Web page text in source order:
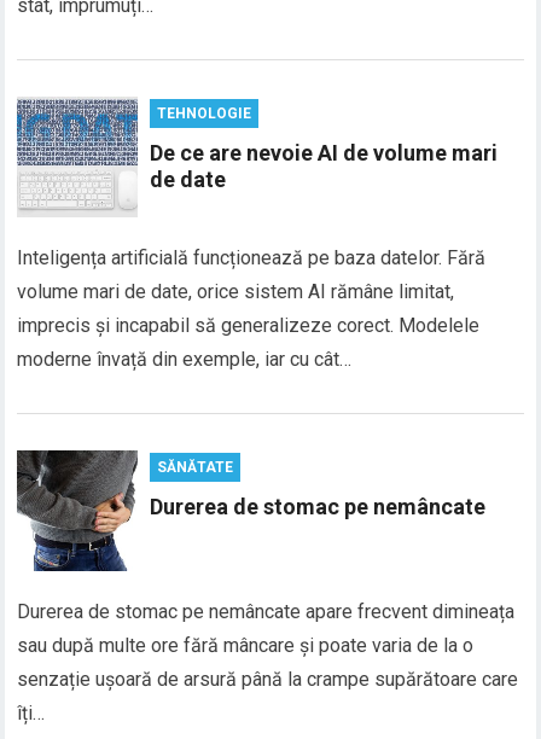
stat, împrumuți…
TEHNOLOGIE
De ce are nevoie AI de volume mari
de date
Inteligența artificială funcționează pe baza datelor. Fără
volume mari de date, orice sistem AI rămâne limitat,
imprecis și incapabil să generalizeze corect. Modelele
moderne învață din exemple, iar cu cât…
SĂNĂTATE
Durerea de stomac pe nemâncate
Durerea de stomac pe nemâncate apare frecvent dimineața
sau după multe ore fără mâncare și poate varia de la o
senzație ușoară de arsură până la crampe supărătoare care
îți…